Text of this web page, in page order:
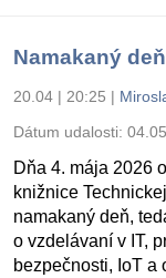
Namakaný
20.04 | 20:25 |
Dátum udalosti:
Dňa 4. mája 2026
knižnice
namakaný deň,
o vzdelávaní v IT,
bezpečnosti, IoT a